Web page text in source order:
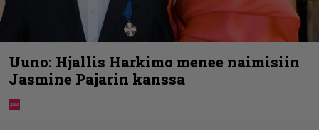
Uuno: Hjallis Harkimo menee naimisiin
Jasmine Pajarin kanssa